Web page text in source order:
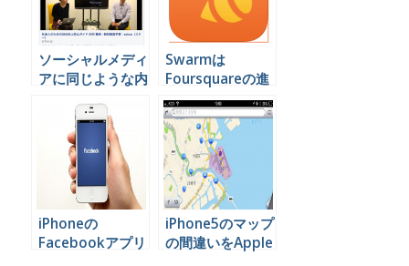
ソーシャルメディ
アに同じような内
していいのでしょ
Swarmは
Foursquareの進
化版？とりあえず
使ってみたでーー
iPhoneの
Facebookアプリ
iPhone5のマップ
の間違いをApple